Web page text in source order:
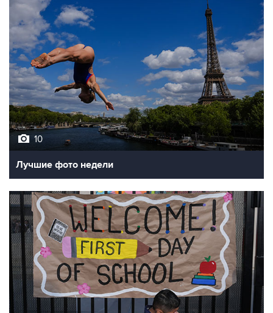
10
Лучшие фото недели